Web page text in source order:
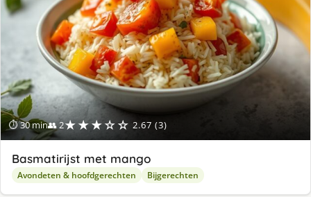
⏱ 30 min👥 2★★★☆☆ 2.67 (3)
Basmatirijst met mango
Avondeten & hoofdgerechten Bijgerechten